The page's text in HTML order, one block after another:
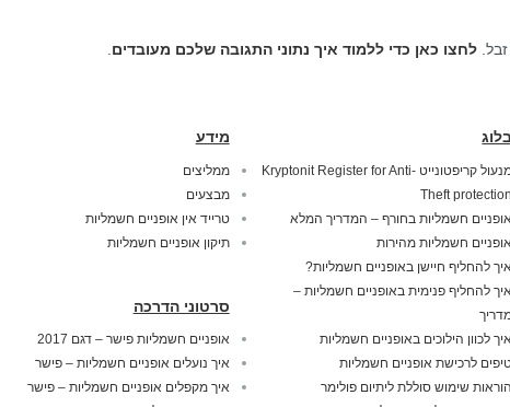
זבל.לחצו כאן כדי ללמוד איך נתוני התגובה שלכם מעובדים
מנעול קריפטונייט Kryptonit Register for Anti-
Theft protection
אופניים חשמליות בחורף – המדריך המלא
אופניים חשמליות מהירות
איך להחליף חיישן באופניים חשמליות?
איך להחליף פנימית באופניים חשמליות –
איך לכוון הילוכים באופניים חשמליות
לרכישת אופניים חשמליות
הוראות שימוש סוללת ליתיום פולימר
מידע
ממליצים
מבצעים
טרייד אין אופניים חשמליות
תיקון אופניים חשמליות
סרטוני הדרכה
אופניים חשמליות פישר – דגם 2017
איך נועלים אופניים חשמליות – פישר
איך מקפלים אופניים חשמליות – פישר